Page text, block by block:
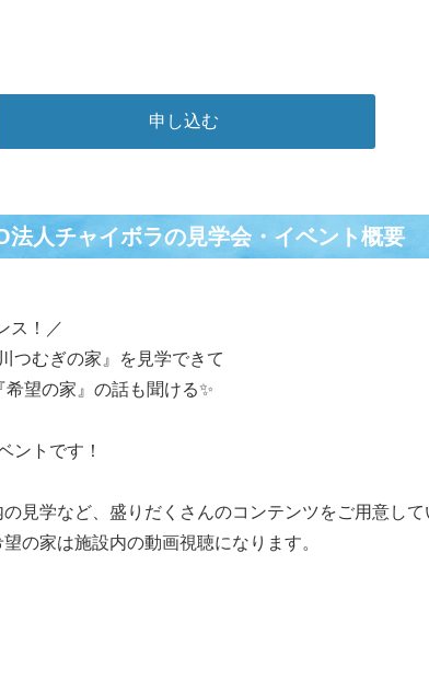
申し込む
法人チャイボラの⾒学会・イベント概要
ス！／
つむぎの家』を見学できて
望の家』の話も聞ける✨
ントです！
見学など、盛りだくさんのコンテンツをご用意し
の家は施設内の動画視聴になります。